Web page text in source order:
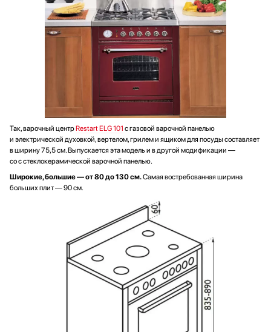
Так, варочный центрRestart ELG 101 с газовой варочной панелью
и электрической духовкой, вертелом, грилем и ящиком для посуды составляет
в ширину 75,5 см. Выпускается эта модель и в другой модификации —
со с стеклокерамической варочной панелью.
Широкие, большие — от 80 до 130 см.Самая востребованная ширина
больших плит — 90 см.